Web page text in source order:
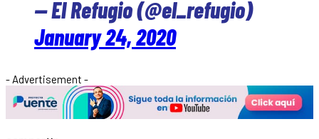
— El Refugio (@el_refugio)
January 24, 2020
- Advertisement -